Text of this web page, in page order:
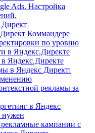
Ads. Настройка
Коммандере
по уровню
в Яндекс.Директе
Яндекс.Директе
в Яндекс Директ:
рекламы за
в Яндекс
нужен
рекламные кампании с